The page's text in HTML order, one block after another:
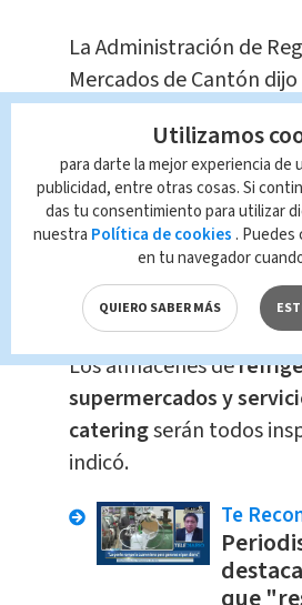
La Administración de
Mercados de Cantón
el domingo que los
como carnes de cerdo,
pollos y pescados, ya
o frescos, deberían ser
exámenes de ácido
especialmente en el
alimentos congelados
Los almacenes de
supermercados y
cateringserán todos
indicó.
Te
destaca
Utilizamos
para darte la mejor experiencia de
publicidad, entre otras cosas. Si
das tu consentimiento para utilizar
nuestra Política de cookies . Puedes
en tu navegador
QUIERO SABER MÁS